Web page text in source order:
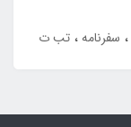
سفرنامه تب ت